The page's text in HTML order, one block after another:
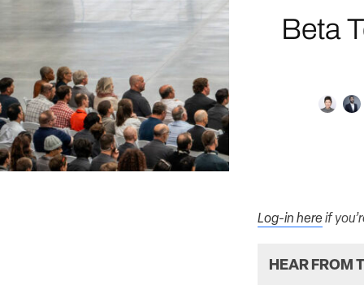
Beta
Log-in hereif
HEAR FROM